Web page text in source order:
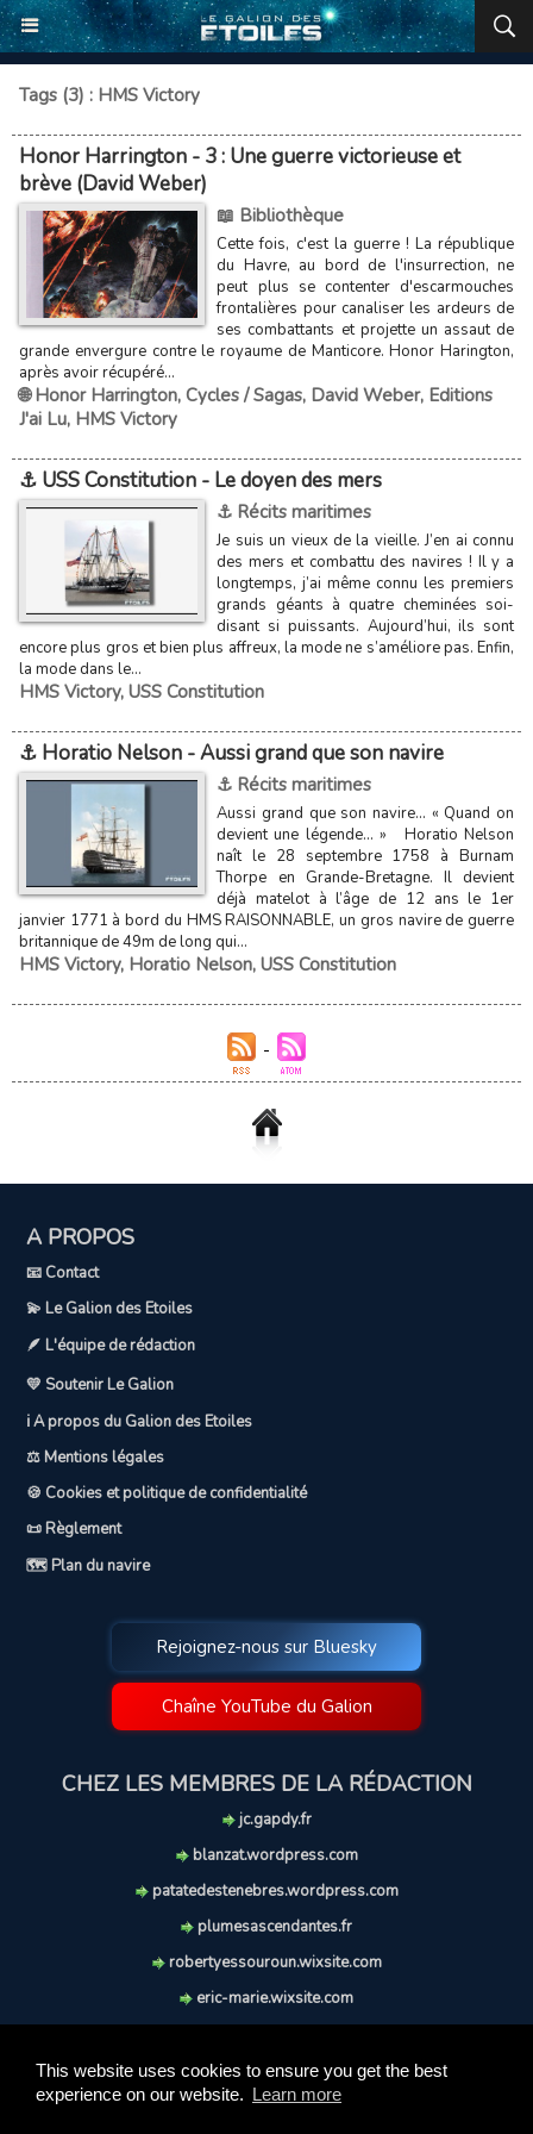
This website uses cookies to ensure you get the best
experience on our website. Learn more
Tags (3) : HMS Victory
Honor Harrington - 3 : Une guerre victorieuse et
brève (David Weber)
📖 Bibliothèque
Cette fois, c'est la guerre ! La république
du Havre, au bord de l'insurrection, ne
peut plus se contenter d'escarmouches
frontalières pour canaliser les ardeurs de
ses combattants et projette un assaut de
grande envergure contre le royaume de Manticore. Honor Harington,
après avoir récupéré...
🌐 Honor Harrington, Cycles / Sagas, David Weber, Editions
J'ai Lu, HMS Victory
⚓ USS Constitution - Le doyen des mers
⚓ Récits maritimes
Je suis un vieux de la vieille. J’en ai connu
des mers et combattu des navires ! Il y a
longtemps, j’ai même connu les premiers
grands géants à quatre cheminées soi-
disant si puissants. Aujourd’hui, ils sont
encore plus gros et bien plus affreux, la mode ne s’améliore pas. Enfin,
la mode dans le...
HMS Victory, USS Constitution
⚓ Horatio Nelson - Aussi grand que son navire
⚓ Récits maritimes
Aussi grand que son navire… « Quand on
devient une légende… » Horatio Nelson
naît le 28 septembre 1758 à Burnam
Thorpe en Grande-Bretagne. Il devient
déjà matelot à l’âge de 12 ans le 1er
janvier 1771 à bord du HMS RAISONNABLE, un gros navire de guerre
britannique de 49m de long qui...
HMS Victory, Horatio Nelson, USS Constitution
A PROPOS
📧 Contact
💫 Le Galion des Etoiles
🪶 L'équipe de rédaction
💛 Soutenir Le Galion
ℹ️ A propos du Galion des Etoiles
⚖️ Mentions légales
🍪 Cookies et politique de confidentialité
📜 Règlement
🗺️ Plan du navire
Rejoignez-nous sur Bluesky
Chaîne YouTube du Galion
CHEZ LES MEMBRES DE LA RÉDACTION
jc.gapdy.fr
blanzat.wordpress.com
patatedestenebres.wordpress.com
plumesascendantes.fr
robertyessouroun.wixsite.com
eric-marie.wixsite.com
soufflereve.blogspot.com